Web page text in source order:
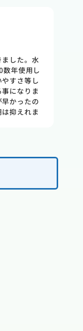
ました。水
数年使用し
すさ等し
になりま
かったの
抑えれま